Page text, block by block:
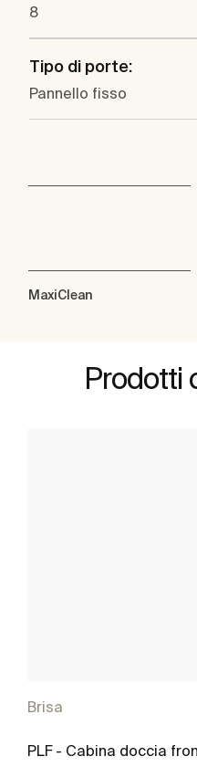
8
Tipo di porte:
Pannello fisso
MaxiClean
Prodotti
Brisa
PLF - Cabina doccia